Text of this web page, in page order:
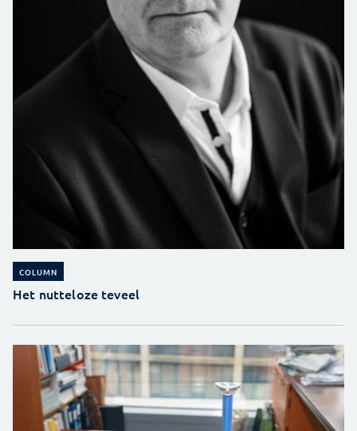
COLUMN
Het nutteloze teveel